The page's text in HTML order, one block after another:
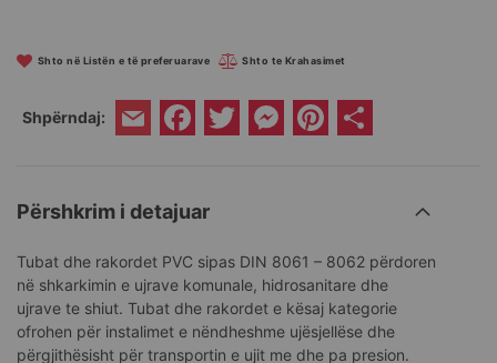
Shto në Listën e të preferuarave Shto te Krahasimet
Shpërndaj: Email Facebook
Twitter Messenger
Pinterest
Përshkrim i detajuar
Tubat dhe rakordet PVC sipas DIN 8061 – 8062 përdoren
në shkarkimin e ujrave komunale, hidrosanitare dhe
ujrave te shiut. Tubat dhe rakordet e kësaj kategorie
ofrohen për instalimet e nëndheshme ujësjellëse dhe
përgjithësisht për transportin e ujit me dhe pa presion.